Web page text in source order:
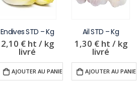
Endives STD – Kg
2,10 €ht / kg
livré
AJOUTER AU PANIER
Ail STD – Kg
1,30 €ht / kg
livré
AJOUTER AU PANIER